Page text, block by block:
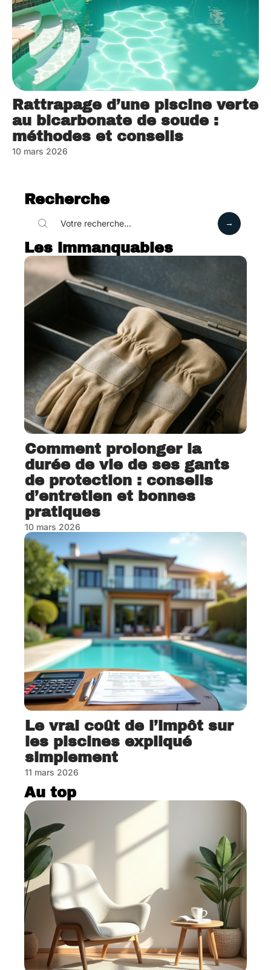
Rattrapage d’une piscine verte
au bicarbonate de soude :
méthodes et conseils
10 mars 2026
Recherche
Les immanquables
Comment prolonger la
durée de vie de ses gants
de protection : conseils
d’entretien et bonnes
pratiques
10 mars 2026
Le vrai coût de l’impôt sur
les piscines expliqué
simplement
11 mars 2026
Au top